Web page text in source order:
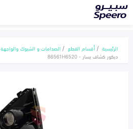
الرئيسية أقسام القطع
الصدامات و الشبوك والواجهة
ديكور كشاف يسار - 86561H6520